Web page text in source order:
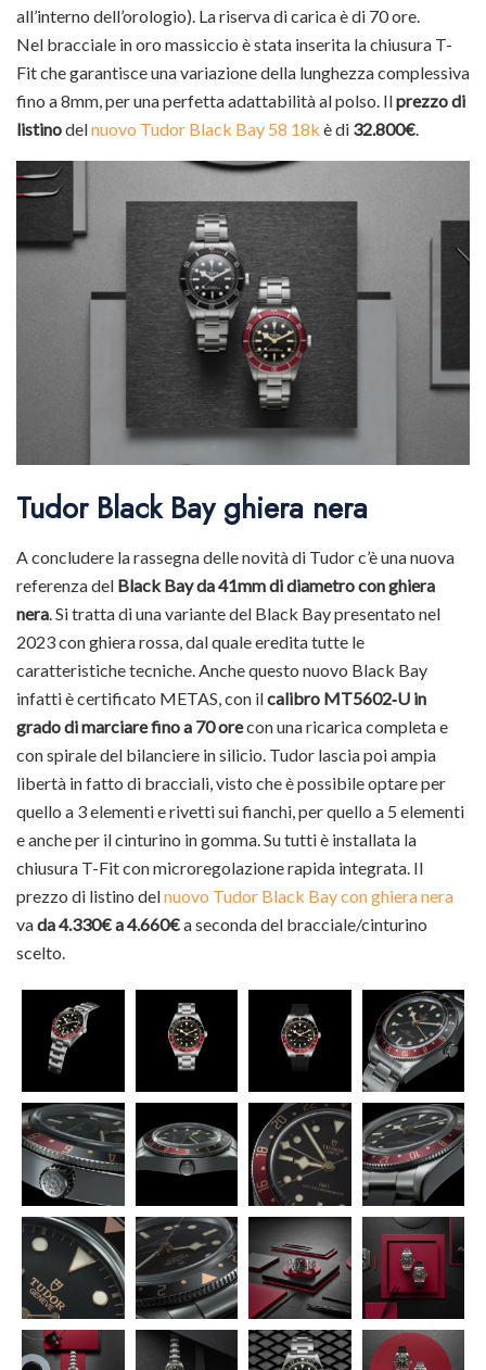
all’interno dell’orologio). La riserva di carica è di 70 ore.
Nel bracciale in oro massiccio è stata inserita la chiusura T-
Fit che garantisce una variazione della lunghezza complessiva
fino a 8mm, per una perfetta adattabilità al polso. Ilprezzo di
listinodelnuovo Tudor Black Bay 58 18k è di 32.800€.
Tudor Black Bay ghiera nera
A concludere la rassegna delle novità di Tudor c’è una nuova
referenza del Black Bay da 41mm di diametro con ghiera
nera . Si tratta di una variante del Black Bay presentato nel
2023 con ghiera rossa, dal quale eredita tutte le
caratteristiche tecniche. Anche questo nuovo Black Bay
infatti è certificato METAS, con ilcalibro MT5602‑U in
grado di marciare fino a 70 orecon una ricarica completa e
con spirale del bilanciere in silicio. Tudor lascia poi ampia
libertà in fatto di bracciali, visto che è possibile optare per
quello a 3 elementi e rivetti sui fianchi, per quello a 5 elementi
e anche per il cinturino in gomma. Su tutti è installata la
chiusura T-Fit con microregolazione rapida integrata. Il
prezzo di listino delnuovo Tudor Black Bay con ghiera nera
vada 4.330€ a 4.660€a seconda del bracciale/cinturino
scelto.